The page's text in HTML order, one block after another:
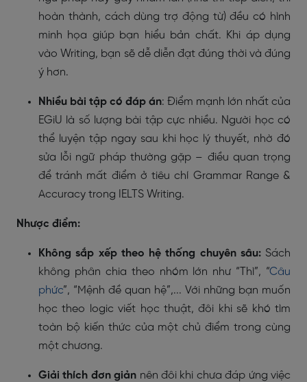
hoàn thành, cách dùng trợ động từ) đều có hình
minh họa giúp bạn hiểu bản chất. Khi áp dụng
vào Writing, bạn sẽ dễ diễn đạt đúng thời và đúng
ý hơn.
Nhiều bài tập có đáp án: Điểm mạnh lớn nhất của
EGiU là số lượng bài tập cực nhiều. Người học có
thể luyện tập ngay sau khi học lý thuyết, nhờ đó
sửa lỗi ngữ pháp thường gặp – điều quan trọng
để tránh mất điểm ở tiêu chí Grammar Range &
Accuracy trong IELTS Writing.
Nhược điểm:
Không sắp xếp theo hệ thống chuyên sâu:Sách
không phân chia theo nhóm lớn như “Thì”, “Câu
phức”, “Mệnh đề quan hệ”,... Với những bạn muốn
học theo logic viết học thuật, đôi khi sẽ khó tìm
toàn bộ kiến thức của một chủ điểm trong cùng
một chương.
Giải thích đơn giản nên đôi khi chưa đáp ứng việc